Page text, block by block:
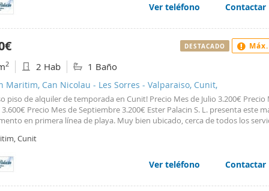
vacaciones de verano en familia junto al mar. Se alquila los meses
y septiembre. Venga a verlo, le va a encantar! Características básicas
muy buen estado •Sup. Útil 54m2 •Sup. Construida 77m2
Ver teléfono Contactar
2 2 Hab 1 Baño
Maritim, Can Nicolau - Les Sorres - Valparaiso, Cunit,
piso de alquiler de temporada en Cunit! Precio Mes de Julio 3.200€ Precio
Precio Mes de Septiembre 3.200€ Ester Palacin S. L. presenta este
en primera línea de playa. Muy bien ubicado, cerca de todos los
nivel a terraza con impresionantes vistas al mar y cocina completa. La finca
vacaciones de verano en familia junto al mar. Venga a verlo, le va a
básicas •Segunda mano en muy buen estado •Sup. Útil 50m2 •Sup.
67m2 •Número registro AICAT 10489 •Número APAI 269.
Cunit
Ver teléfono Contactar
DESTACADO